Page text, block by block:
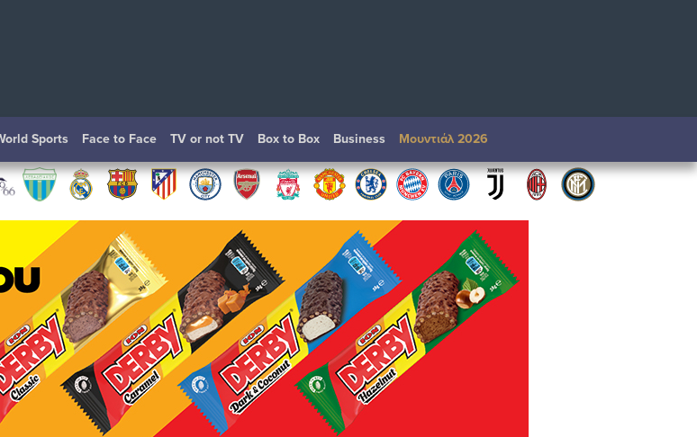
Sports Face to Face TV or not TV Box to Box Βusiness Μουντιάλ 2026